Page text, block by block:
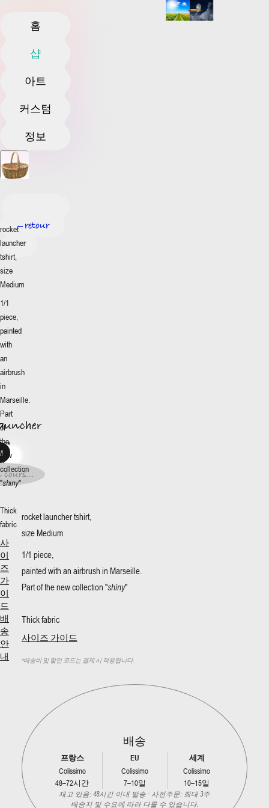
홈
샵
아트
커스텀
정보
←retour
*
즈:
en
rocket
launcher
tshirt,
size
Medium
1/1
piece,
painted
with
an
airbrush
in
Marseille.
Part
of
the
new
collection
"shiny"
Thick
fabric
사
이
즈
가
이
드
배
송
안
내
*
cours...
rocket launcher tshirt,
size Medium
1/1 piece,
painted with an airbrush in Marseille.
Part of the new collection "shiny"
Thick fabric
사이즈 가이드
*배송비 및 할인 코드는 결제 시 적용됩니다.
배송
프랑스
Colissimo
48–72시간
EU
Colissimo
7–10일
세계
Colissimo
10–15일
재고 있음: 48시간 이내 발송 · 사전주문: 최대 3주
배송지 및 수요에 따라 다를 수 있습니다.